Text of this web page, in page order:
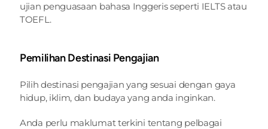
ujian penguasaan bahasa Inggeris seperti IELTS atau
TOEFL.
Pemilihan Destinasi Pengajian
Pilih destinasi pengajian yang sesuai dengan gaya
hidup, iklim, dan budaya yang anda inginkan.
Anda perlu maklumat terkini tentang pelbagai